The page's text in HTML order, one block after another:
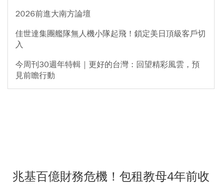
2026前進大南方論壇
佳世達集團艦隊無人機小隊起飛！鎖定美日頂級客戶切
入
今周刊30週年特輯｜更好的台灣：回望精彩風雲，預
見前瞻行動
兆基百億財務危機！包租教母4年前收